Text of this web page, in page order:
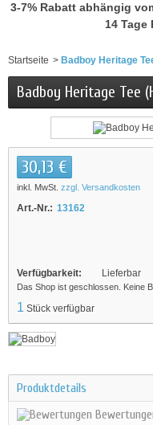
3-7% Rabatt abhängig
14 Tage
Startseite > Badboy Heritage
Badboy Heritage Tee
30,13 €
inkl. MwSt. zzgl. Versandkosten
Art.-Nr.: 13162
Verfügbarkeit: Lieferbar
Das Shop ist geschlossen. Keine
1 Stück verfügbar
Produktdetails